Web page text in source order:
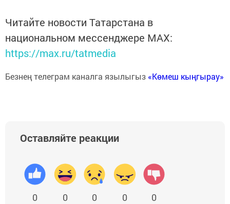
Читайте новости Татарстана в
национальном мессенджере MАХ:
https://max.ru/tatmedia
Безнең телеграм каналга язылыгыз «Көмеш кыңгырау»
Оставляйте реакции
0 0 0 0 0